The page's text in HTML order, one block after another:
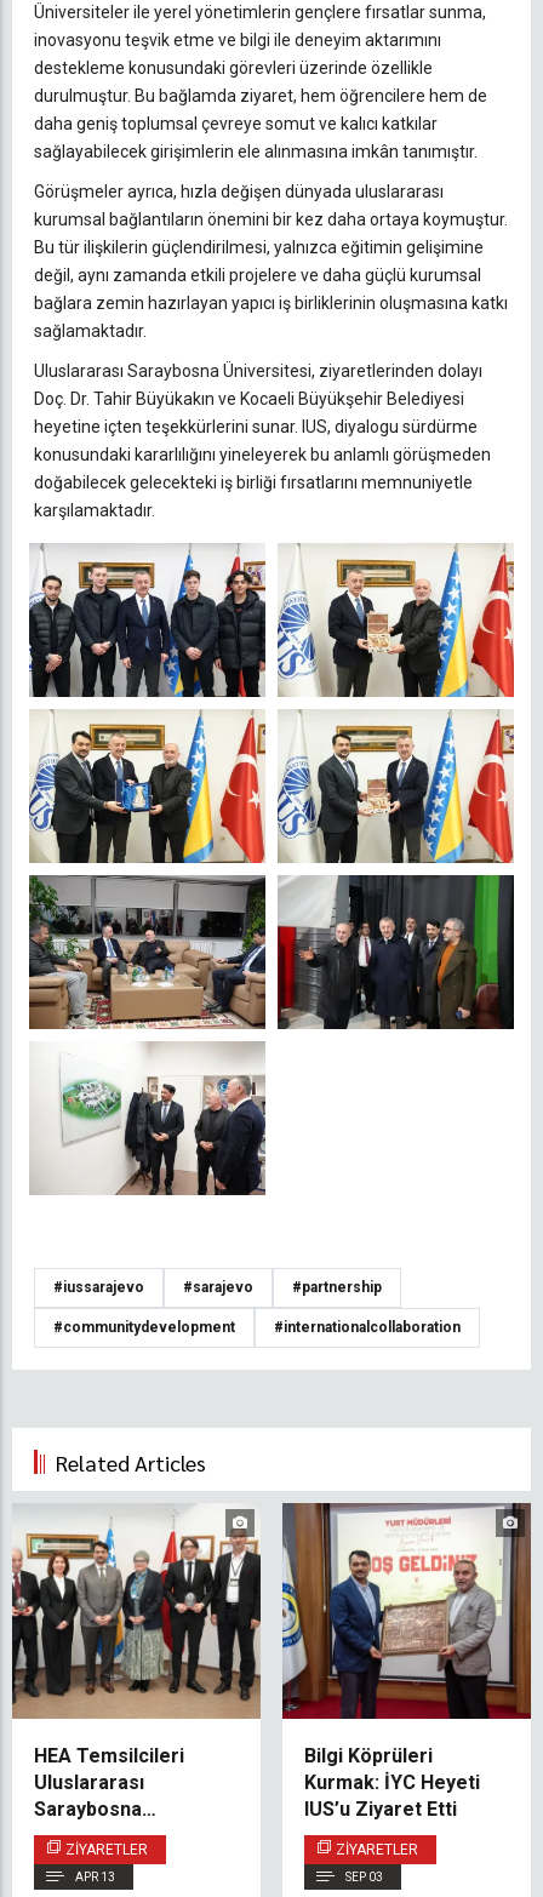
Üniversiteler ile yerel yönetimlerin gençlere fırsatlar sunma,
inovasyonu teşvik etme ve bilgi ile deneyim aktarımını
destekleme konusundaki görevleri üzerinde özellikle
durulmuştur. Bu bağlamda ziyaret, hem öğrencilere hem de
daha geniş toplumsal çevreye somut ve kalıcı katkılar
sağlayabilecek girişimlerin ele alınmasına imkân tanımıştır.
Görüşmeler ayrıca, hızla değişen dünyada uluslararası
kurumsal bağlantıların önemini bir kez daha ortaya koymuştur.
Bu tür ilişkilerin güçlendirilmesi, yalnızca eğitimin gelişimine
değil, aynı zamanda etkili projelere ve daha güçlü kurumsal
bağlara zemin hazırlayan yapıcı iş birliklerinin oluşmasına katkı
sağlamaktadır.
Uluslararası Saraybosna Üniversitesi, ziyaretlerinden dolayı
Doç. Dr. Tahir Büyükakın ve Kocaeli Büyükşehir Belediyesi
heyetine içten teşekkürlerini sunar. IUS, diyalogu sürdürme
konusundaki kararlılığını yineleyerek bu anlamlı görüşmeden
doğabilecek gelecekteki iş birliği fırsatlarını memnuniyetle
karşılamaktadır.
#iussarajevo #sarajevo #partnership
#communitydevelopment #internationalcollaboration
Related Articles
HEA Temsilcileri
Uluslararası
Saraybosna
Üniversitesi’ne Resmî
Ziyarette Bulundu
ZIYARETLER
APR 13
Bilgi Köprüleri
Kurmak: İYC Heyeti
IUS’u Ziyaret Etti
ZIYARETLER
SEP 03